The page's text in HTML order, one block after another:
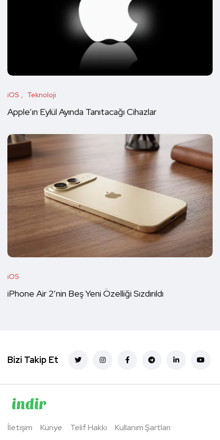
iOS Teknoloji
Apple’ın Eylül Ayında Tanıtacağı Cihazlar
iOS
iPhone Air 2’nin Beş Yeni Özelliği Sızdırıldı
Bizi Takip Et
İletişim Künye Telif Hakkı Kullanım Şartları